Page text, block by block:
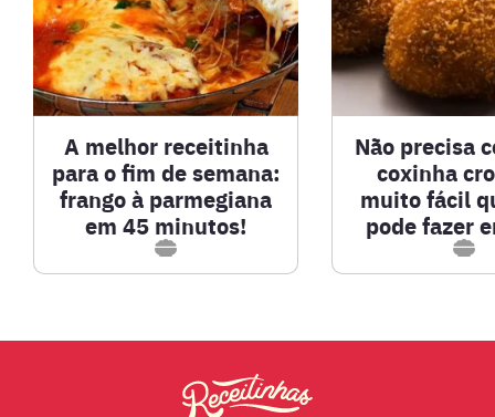
BOLOS E TORTAS
CALDOS
CARNE BOVINA
CARNE SUÍNA
A melhor receitinha
para o fim de semana:
frango à parmegiana
em 45 minutos!
Não precisa
coxinha
muito fácil
pode fazer